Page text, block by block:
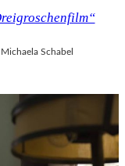
Michaela Schabel